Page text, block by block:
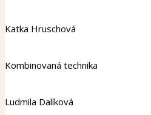
Katka Hruschová
Kombinovaná technika
Ludmila Dalíková